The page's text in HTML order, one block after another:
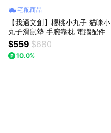
宅配商品
【我適文創】櫻桃小丸子 貓咪小
丸子滑鼠墊 手腕靠枕 電腦配件
$559 $680
10.0%